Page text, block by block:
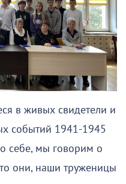
в живых свидетели и
событий 1941-1945
себе, мы говорим о
они, наши труженицы